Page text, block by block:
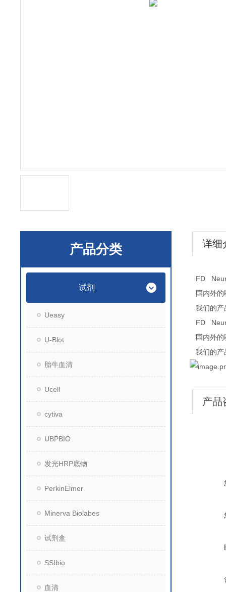
产品分类
试剂
Ueasy
U-Blot
胎牛血清
Ucell
cytiva
UBPBIO
发光HRP底物
PerkinElmer
Minerva Biolabes
试剂盒
SSIbio
血清
详细
FD
国内外
我们的产
FD
国内外
我们的产
产品